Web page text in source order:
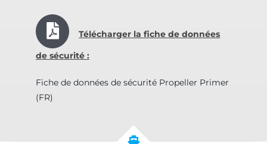
Télécharger la fiche de données
de sécurité :
Fiche de données de sécurité Propeller Primer
(FR)